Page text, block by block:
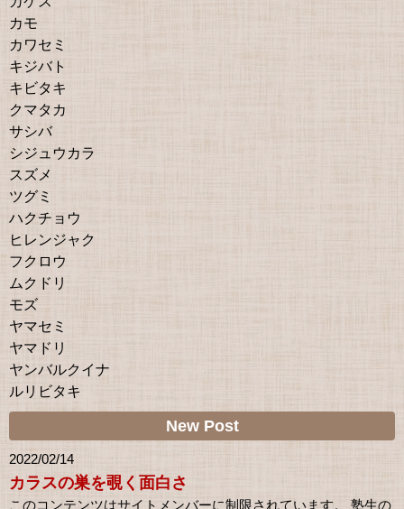
カモ
カワセミ
キジバト
キビタキ
クマタカ
サシバ
シジュウカラ
スズメ
ツグミ
ハクチョウ
ヒレンジャク
フクロウ
ムクドリ
モズ
ヤマセミ
ヤマドリ
ヤンバルクイナ
ルリビタキ
New Post
2022/02/14
カラスの巣を覗く面白さ
このコンテンツはサイトメンバーに制限されています。 塾生の